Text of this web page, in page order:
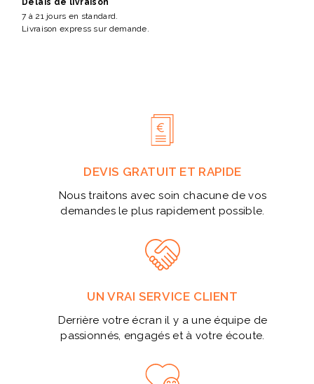
Délais de livraison
7 à 21 jours en standard.
Livraison express sur demande.
DEVIS GRATUIT ET RAPIDE
Nous traitons avec soin chacune de vos
demandes le plus rapidement possible.
UN VRAI SERVICE CLIENT
Derrière votre écran il y a une équipe de
passionnés, engagés et à votre écoute.